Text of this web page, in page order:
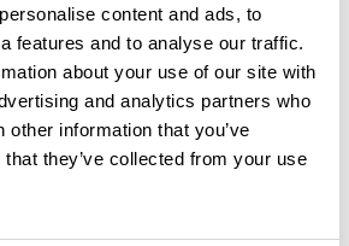
content and ads, to
features and to analyse our traffic.
about your use of our site with
and analytics partners who
other information that you’ve
they’ve collected from your use
Ajouter un avis
de vélo de 403,7 km à proximité de